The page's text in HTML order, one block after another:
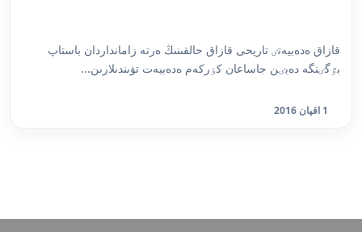
قازاق ەدەبيەتٸ تاريحى قازاق حالقىنىڭ ەرتە زامانداردان باستاپ
بٷگٸنگە دەيٸن جاساعان كٶركەم ەدەبيەت تۋىندىلارىن...
1 اقپان 2016